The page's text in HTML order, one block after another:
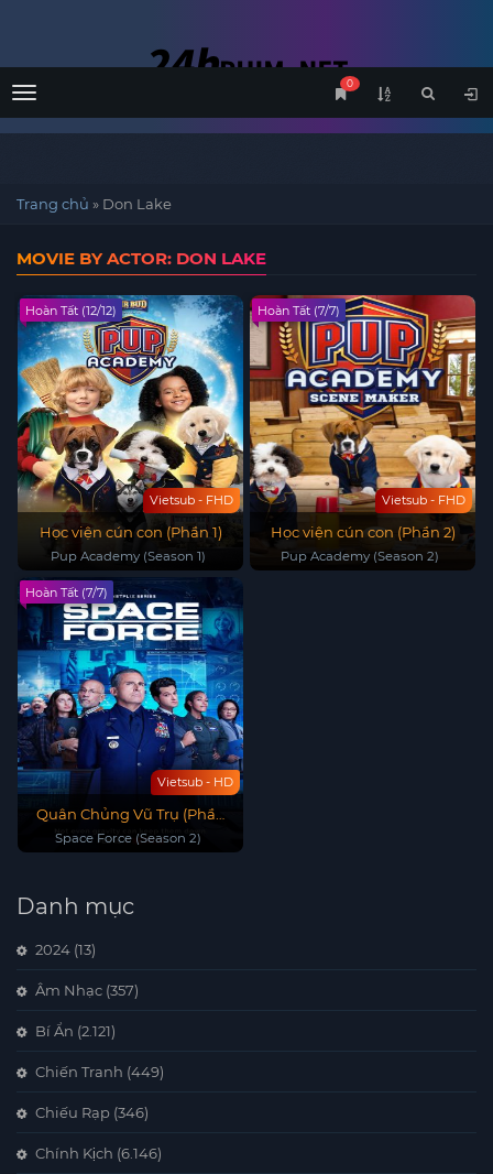
Menu
0
Trang chủ » Don Lake
MOVIE BY ACTOR: DON LAKE
Vietsub - FHD
Hoàn Tất (12/12)
Học viện cún con (Phần 1)
Pup Academy (Season 1)
Vietsub - FHD
Hoàn Tất (7/7)
Học viện cún con (Phần 2)
Pup Academy (Season 2)
Vietsub - HD
Hoàn Tất (7/7)
Quân Chủng Vũ Trụ (Phần
2)
Space Force (Season 2)
Danh mục
2024 (13)
Âm Nhạc (357)
Bí Ẩn (2.121)
Chiến Tranh (449)
Chiếu Rạp (346)
Chính Kịch (6.146)